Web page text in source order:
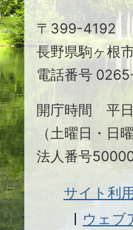
駒
ヶ
根
市
〒399-4192
長野県駒ヶ根
電話番号
開庁時間 平
（土曜日・日
法人番号
サイト利
ウェブ